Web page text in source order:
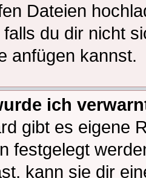
Dateien
du dir nicht
anfügen kannst.
ich
gibt es eigene
festgelegt
kann sie dir